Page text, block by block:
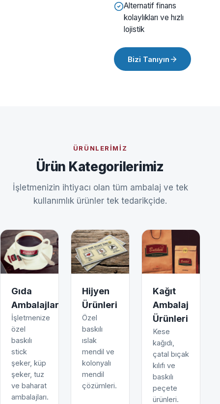
Alternatif finans
kolaylıkları ve hızlı
lojistik
Bizi Tanıyın
ÜRÜNLERIMIZ
Ürün Kategorilerimiz
İşletmenizin ihtiyacı olan tüm ambalaj ve tek
kullanımlık ürünler tek tedarikçide.
Gıda
Ambalajları
İşletmenize
özel
baskılı
stick
şeker, küp
şeker, tuz
ve baharat
ambalajları.
Hijyen
Ürünleri
Özel
baskılı
ıslak
mendil ve
kolonyalı
mendil
çözümleri.
Kağıt
Ambalaj
Ürünleri
Kese
kağıdı,
çatal bıçak
kılıfı ve
baskılı
peçete
ürünleri.